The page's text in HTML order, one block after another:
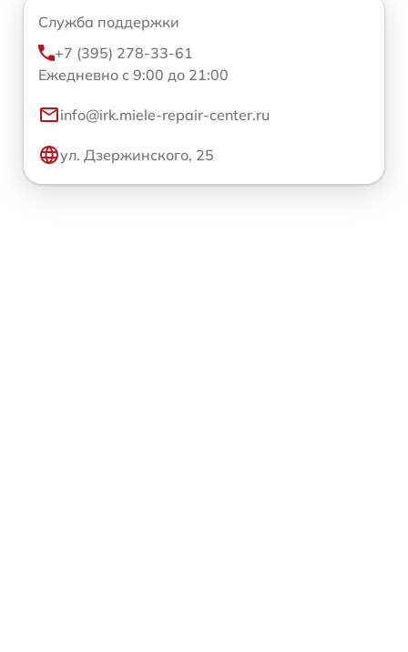
Служба поддержки
+7 (395) 278-33-61
Ежедневно с 9:00 до 21:00
info@irk.miele-repair-center.ru
ул. Дзержинского, 25